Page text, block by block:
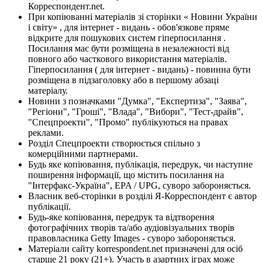
Корреспондент.net.
При копіюванні матеріалів зі сторінки « Новини України
і світу» , для інтернет - видань - обов'язкове пряме
відкрите для пошукових систем гіперпосилання .
Посилання має бути розміщена в незалежності від
повного або часткового використання матеріалів.
Гіперпосилання ( для інтернет - видань) - повинна бути
розміщена в підзаголовку або в першому абзаці
матеріалу.
Новини з позначками "Думка", "Експертиза", "Заява",
"Регіони", "Гроші", "Влада", "Вибори", "Тест-драйв",
"Спецпроекти", "Промо" публікуються на правах
реклами.
Розділ Спецпроекти створюється спільно з
комерційними партнерами.
Будь яке копіювання, публікація, передрук, чи наступне
поширення інформації, що містить посилання на
"Інтерфакс-Україна", EPA / UPG, суворо забороняється.
Власник веб-сторінки в розділі Я-Корреспондент є автор
публікації.
Будь-яке копіювання, передрук та відтворення
фотографічних творів та/або аудіовізуальних творів
правовласника Getty Images - суворо забороняється.
Матеріали сайту korrespondent.net призначені для осіб
старше 21 року (21+). Участь в азартних іграх може